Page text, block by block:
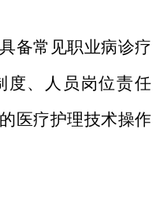
备常见职业病诊疗
度、人员岗位责任
医疗护理技术操作